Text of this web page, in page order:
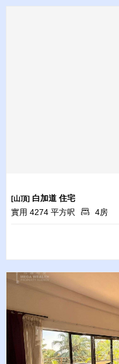
[山頂] 白加道 住宅
實用 4274 平方呎
4房